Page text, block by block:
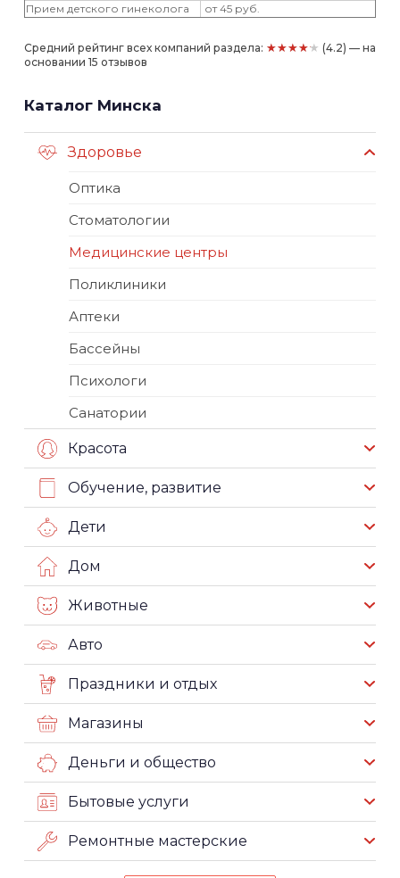
Прием детского гинеколога
от 45 руб.
Средний рейтинг всех компаний раздела: ★★★★★ (4.2) — на
основании 15 отзывов
Каталог Минска
Здоровье
Оптика
Стоматологии
Медицинские центры
Поликлиники
Аптеки
Бассейны
Психологи
Санатории
Красота
Обучение, развитие
Дети
Дом
Животные
Авто
Праздники и отдых
Магазины
Деньги и общество
Бытовые услуги
Ремонтные мастерские